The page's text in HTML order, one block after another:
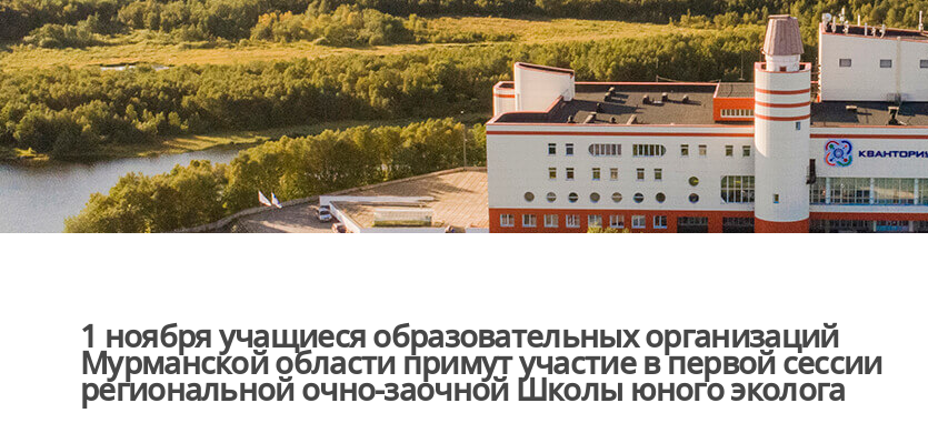
1 ноября учащиеся образовательных организаций
Мурманской области примут участие в первой сессии
региональной очно-заочной Школы юного эколога